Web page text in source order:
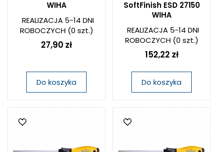
WIHA
REALIZACJA 5-14 DNI
ROBOCZYCH(0 szt.)
27,90 zł
Do koszyka
SoftFinish ESD 27150
WIHA
REALIZACJA 5-14 DNI
ROBOCZYCH(0 szt.)
152,22 zł
Do koszyka